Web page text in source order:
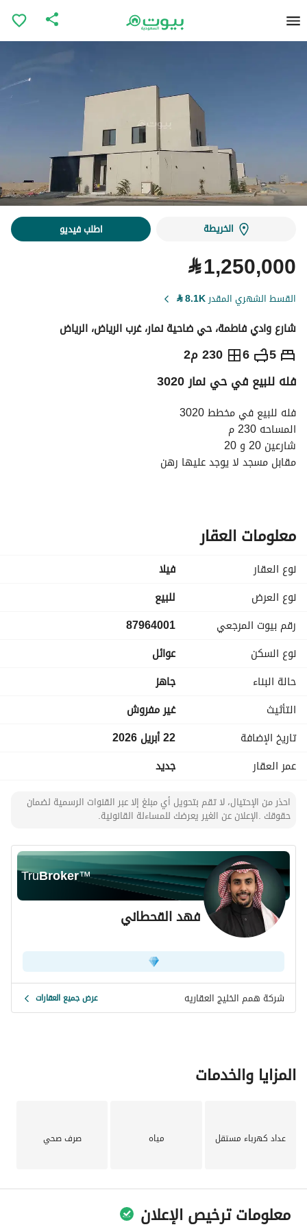
الخريطة اطلب فيديو
⃁1,250,000
القسط الشهري المقدر8.1K
⃁
شارع وادي فاطمة، حي ضاحية نمار، غرب الرياض، الرياض
5
6 230 م2 ⃁
1,250,000
التفاصيل معلومات ترخيص الإعلانفله للبيع في حي نمار 3020
فله للبيع في مخطط 3020
المساحه 230 م
شارعين 20 و 20
مقابل مسجد لا يوجد عليها رهن
الدور الاول كامل غرف نوم
غرفتين نوم ماستر
وغرفتين نوم حمام مشترك
والملحق الاخير غرفه نوم ودوره مياه
البيع 1250000
معلومات العقار
نوع العقار
فیلا
نوع العرض
للبيع
رقم بيوت المرجعي
87964001
نوع السكن
عوائل
حالة البناء
جاهز
التأثيث
غير مفروش
تاريخ الإضافة
22 أبريل 2026
عمر العقار
جديد
احذر من الإحتيال، لا تقم بتحويل أي مبلغ إلا عبر القنوات الرسمية لضمان
حقوقك .الإعلان عن الغير يعرضك للمساءلة القانونية.
TruBroker™
فهد القحطاني
شركة همم الخليج العقاريه عرض جميع العقارات
المزايا والخدمات
عداد كهرباء مستقل مياه صرف صحي
معلومات ترخيص الإعلان